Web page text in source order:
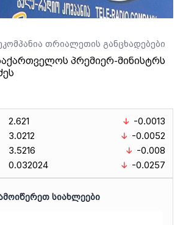
თრიალეთის განცხადებები
პრემიერ-მინისტრს
2.621
3.0212
3.5216
0.032024
-0.0013
-0.0052
-0.008
-0.0257
ᲡᲘᲐᲮᲚᲔᲔᲑᲘ